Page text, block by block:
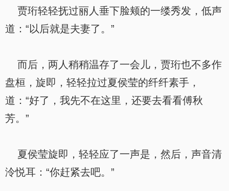
贾珩轻轻抚过丽人垂下脸颊的一缕秀发，低声
道：“以后就是夫妻了。”
而后，两人稍稍温存了一会儿，贾珩也不多作
盘桓，旋即，轻轻拉过夏侯莹的纤纤素手，
道：“好了，我先不在这里，还要去看看傅秋
芳。”
夏侯莹旋即，轻轻应了一声是，然后，声音清
泠悦耳：“你赶紧去吧。”